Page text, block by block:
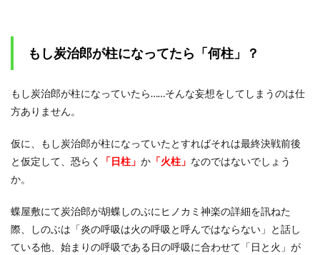
もし炭治郎が柱になってたら「何柱」？
もし炭治郎が柱になっていたら……そんな妄想をしてしまうのは仕
方ありません。
仮に、もし炭治郎が柱になっていたとすればそれは最終決戦前後
と仮定して、恐らく
「日柱」 か 「火柱」 なのではないでしょう
か。
蝶屋敷にて炭治郎が胡蝶しのぶにヒノカミ神楽の詳細を訊ねた
際、しのぶは「炎の呼吸は火の呼吸と呼んではならない」と話し
ている他、始まりの呼吸である日の呼吸に合わせて「日と火」が